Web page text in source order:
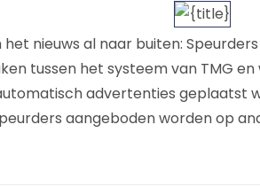
nieuws al naar buiten:
tussen het systeem van TMG
advertenties geplaatst
aangeboden worden op